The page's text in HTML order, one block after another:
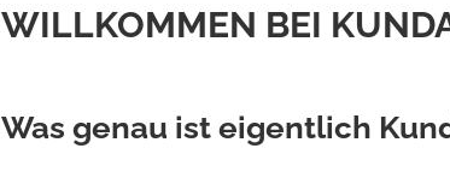
WILLKOMMEN BEI
Was genau ist eigentlich